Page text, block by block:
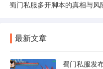
蜀门私服多开脚本的真相与风
最新文章
蜀门私服发